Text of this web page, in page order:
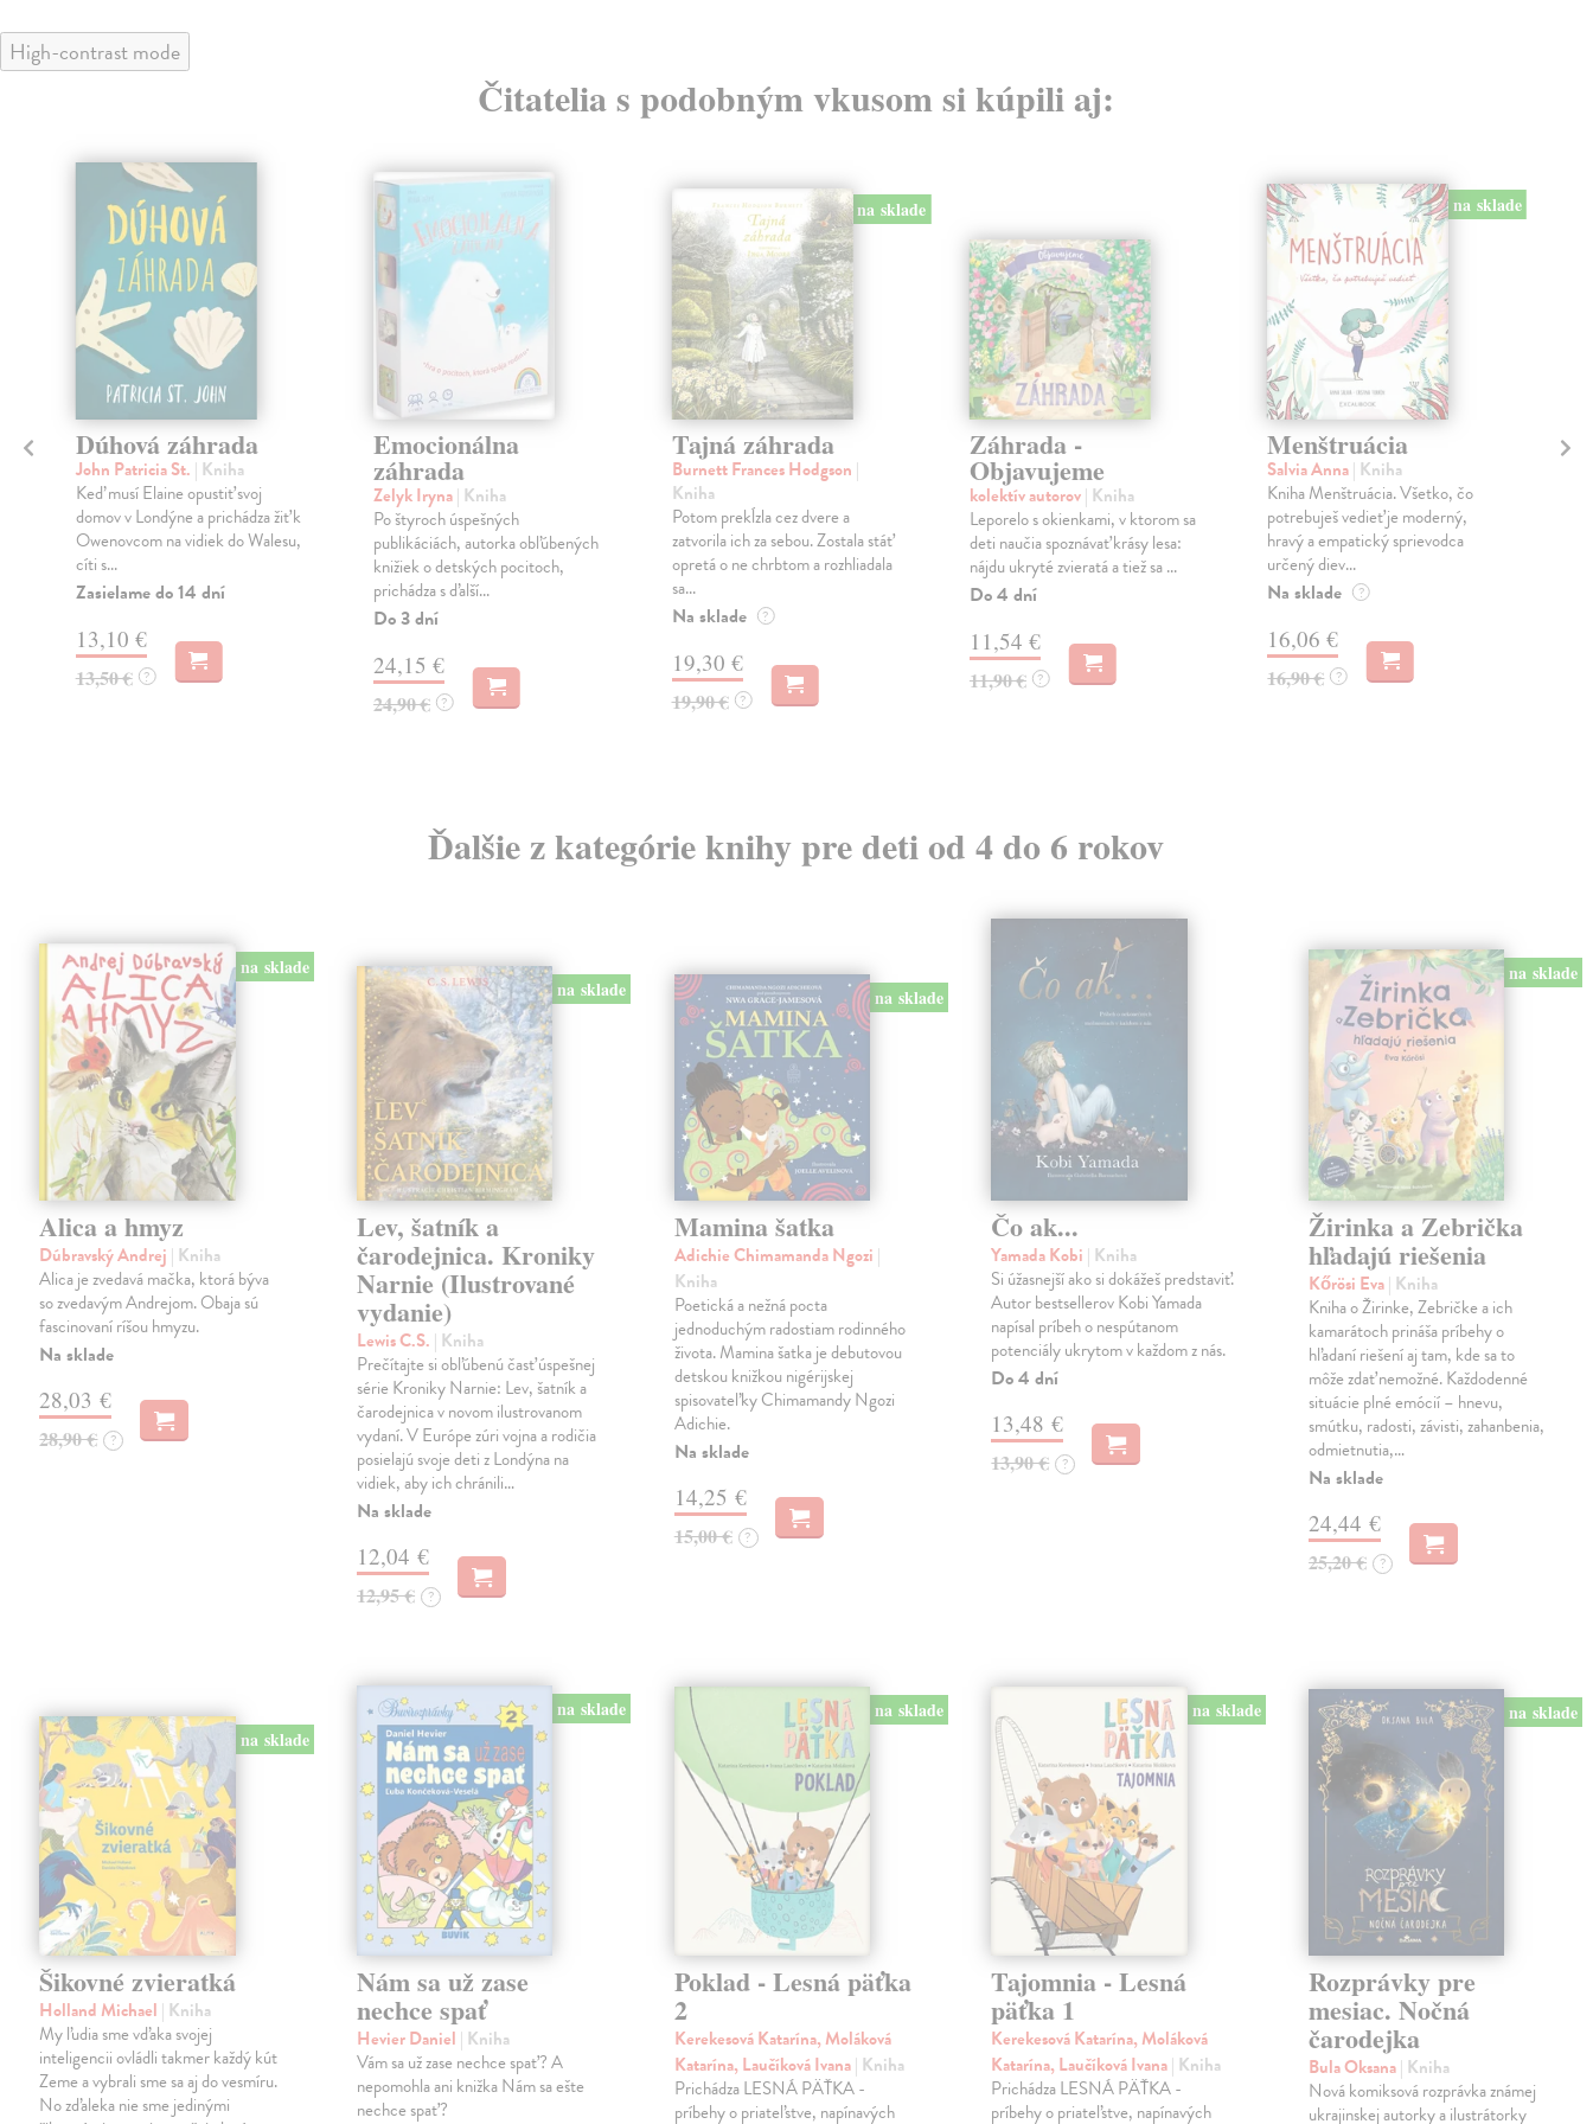
High-contrast mode
Čitatelia s podobným vkusom si kúpili aj:
Dúhová záhrada
John Patricia St. | Kniha
Keď musí Elaine opustiť svoj
domov v Londýne a prichádza žiť k
Owenovcom na vidiek do Walesu,
cíti s...
Zasielame do 14 dní
13,10 €
13,50 € ?
Emocionálna
záhrada
Zelyk Iryna| Kniha
Po štyroch úspešných
publikáciách, autorka obľúbených
knižiek o detských pocitoch,
prichádza s ďalší...
Do 3 dní
24,15 €
24,90 € ?
na sklade
Tajná záhrada
Burnett Frances Hodgson |
Kniha
Potom prekĺzla cez dvere a
zatvorila ich za sebou. Zostala stáť
opretá o ne chrbtom a rozhliadala
sa...
Na sklade ?
19,30 €
19,90 € ?
Záhrada -
Objavujeme
kolektív autorov| Kniha
Leporelo s okienkami, v ktorom sa
deti naučia spoznávať krásy lesa:
nájdu ukryté zvieratá a tiež sa ...
Do 4 dní
11,54 €
11,90 € ?
na sklade
Menštruácia
Salvia Anna| Kniha
Kniha Menštruácia. Všetko, čo
potrebuješ vedieť je moderný,
hravý a empatický sprievodca
určený diev...
Na sklade ?
16,06 €
16,90 € ?
Ďalšie z kategórie knihy pre deti od 4 do 6 rokov
na sklade
Alica a hmyz
Dúbravský Andrej | Kniha
Alica je zvedavá mačka, ktorá býva
so zvedavým Andrejom. Obaja sú
fascinovaní ríšou hmyzu.
Na sklade
28,03 €
28,90 € ?
na sklade
Lev, šatník a
čarodejnica. Kroniky
Narnie (Ilustrované
vydanie)
Lewis C.S. | Kniha
Prečítajte si obľúbenú časť úspešnej
série Kroniky Narnie: Lev, šatník a
čarodejnica v novom ilustrovanom
vydaní. V Európe zúri vojna a rodičia
posielajú svoje deti z Londýna na
vidiek, aby ich chránili…
Na sklade
12,04 €
12,95 € ?
na sklade
Mamina šatka
Adichie Chimamanda Ngozi |
Kniha
Poetická a nežná pocta
jednoduchým radostiam rodinného
života. Mamina šatka je debutovou
detskou knižkou nigérijskej
spisovateľky Chimamandy Ngozi
Adichie.
Na sklade
14,25 €
15,00 € ?
Čo ak...
Yamada Kobi | Kniha
Si úžasnejší ako si dokážeš predstaviť.
Autor bestsellerov Kobi Yamada
napísal príbeh o nespútanom
potenciály ukrytom v každom z nás.
Do 4 dní
13,48 €
13,90 € ?
na sklade
Žirinka a Zebrička
hľadajú riešenia
Kőrösi Eva| Kniha
Kniha o Žirinke, Zebričke a ich
kamarátoch prináša príbehy o
hľadaní riešení aj tam, kde sa to
môže zdať nemožné. Každodenné
situácie plné emócií – hnevu,
smútku, radosti, závisti, zahanbenia,
odmietnutia,…
Na sklade
24,44 €
25,20 € ?
na sklade
Šikovné zvieratká
Holland Michael | Kniha
My ľudia sme vďaka svojej
inteligencii ovládli takmer každý kút
Zeme a vybrali sme sa aj do vesmíru.
No zďaleka nie sme jedinými
na sklade
Nám sa už zase
nechce spať
Hevier Daniel | Kniha
Vám sa už zase nechce spať? A
nepomohla ani knižka Nám sa ešte
nechce spať?
na sklade
Poklad - Lesná päťka
2
Kerekesová Katarína, Moláková
Katarína, Laučíková Ivana| Kniha
Prichádza LESNÁ PÄŤKA -
príbehy o priateľstve, napínavých
na sklade
Tajomnia - Lesná
päťka 1
Kerekesová Katarína, Moláková
Katarína, Laučíková Ivana| Kniha
Prichádza LESNÁ PÄŤKA -
príbehy o priateľstve, napínavých
na sklade
Rozprávky pre
mesiac. Nočná
čarodejka
Bula Oksana| Kniha
Nová komiksová rozprávka známej
ukrajinskej autorky a ilustrátorky